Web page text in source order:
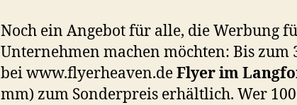
Noch ein Angebot für alle, die Werbung
Unternehmen machen möchten: Bis zum
bei www.flyerheaven.deFlyer im
mm) zum Sonderpreis erhältlich. Wer